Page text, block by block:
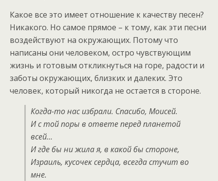
Какое все это имеет отношение к качеству песен?
Никакого. Но самое прямое – к тому, как эти песни
воздействуют на окружающих. Потому что
написаны они человеком, остро чувствующим
жизнь и готовым откликнуться на горе, радости и
заботы окружающих, близких и далеких. Это
человек, который никогда не остается в стороне.
Когда-то нас избрали. Спасибо, Моисей.
И с той поры в ответе перед планетой
всей…
И где бы ни жила я, в какой бы стороне,
Израиль, кусочек сердца, всегда стучит во
мне.